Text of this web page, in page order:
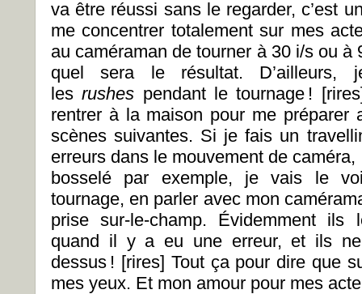
va être réussi sans le regarder, c’est
me concentrer totalement sur mes
au caméraman de tourner à 30 i/s ou
quel sera le résultat. D’ailleurs,
lesrushes pendant le tournage !
rentrer à la maison pour me préparer
scènes suivantes. Si je fais un
erreurs dans le mouvement de
bosselé par exemple, je vais le
tournage, en parler avec mon
prise sur-le-champ. Évidemment ils
quand il y a eu une erreur, et ils
dessus ! [rires] Tout ça pour dire que
mes yeux. Et mon amour pour mes